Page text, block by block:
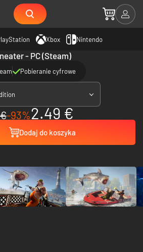
Xbox Nintendo
- PC (Steam)
Pobieranie cyfrowe
-93%2.49 €
Dodaj do koszyka